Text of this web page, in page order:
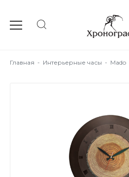
Главная - Интерьерные часы - Mado